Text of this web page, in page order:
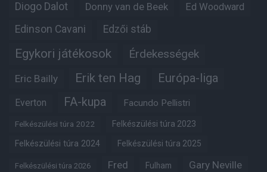
Diogo Dalot Donny van de Beek Ed Woodward
Edinson Cavani Edzői stáb
Egykori játékosok Érdekességek
Eric Bailly Erik ten Hag Európa-liga
Everton FA-kupa Facundo Pellistri
Felkészülési túra 2022 Felkészülési túra 2023
Felkészülési túra 2024 Felkészülési túra 2025
Felkészülési túra 2026 Fred Fulham Gary Neville